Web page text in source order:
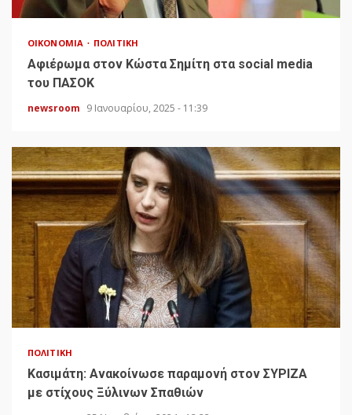
ΟΙΚΟΝΟΜΊΑ ΠΟΛΙΤΙΚΉ
Αφιέρωμα στον Κώστα Σημίτη στα social media
του ΠΑΣΟΚ
newsroom 9 Ιανουαρίου, 2025 - 11:39
ΠΟΛΙΤΙΚΉ
Κασιμάτη: Ανακοίνωσε παραμονή στον ΣΥΡΙΖΑ
με στίχους Ξύλινων Σπαθιών